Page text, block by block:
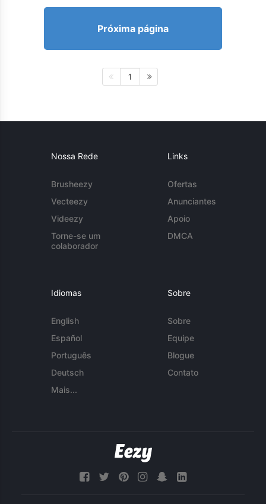
Próxima página
1
Nossa Rede
Brusheezy
Vecteezy
Videezy
Torne-se um
colaborador
Links
Ofertas
Anunciantes
Apoio
DMCA
Idiomas
English
Español
Português
Deutsch
Mais...
Sobre
Sobre
Equipe
Blogue
Contato